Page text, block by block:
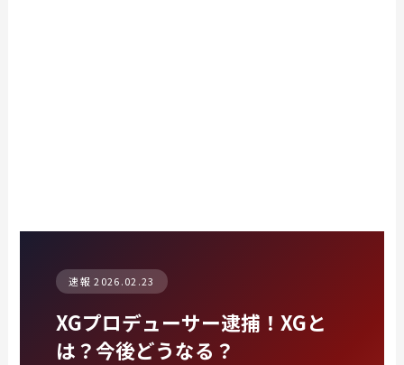
速報 2026.02.23
XGプロデューサー逮捕！XGと
は？今後どうなる？